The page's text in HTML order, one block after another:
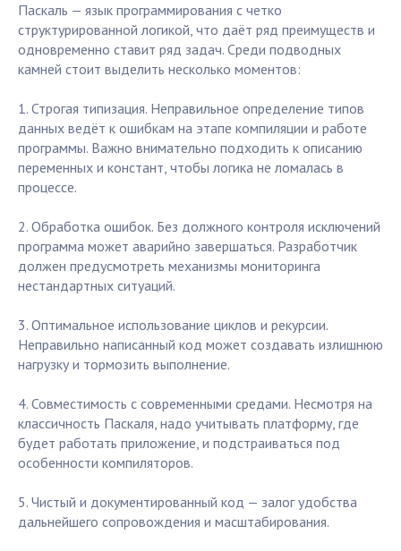
Паскаль — язык программирования с четко
структурированной логикой, что даёт ряд преимуществ и
одновременно ставит ряд задач. Среди подводных
камней стоит выделить несколько моментов:
1. Строгая типизация. Неправильное определение типов
данных ведёт к ошибкам на этапе компиляции и работе
программы. Важно внимательно подходить к описанию
переменных и констант, чтобы логика не ломалась в
процессе.
2. Обработка ошибок. Без должного контроля исключений
программа может аварийно завершаться. Разработчик
должен предусмотреть механизмы мониторинга
нестандартных ситуаций.
3. Оптимальное использование циклов и рекурсии.
Неправильно написанный код может создавать излишнюю
нагрузку и тормозить выполнение.
4. Совместимость с современными средами. Несмотря на
классичность Паскаля, надо учитывать платформу, где
будет работать приложение, и подстраиваться под
особенности компиляторов.
5. Чистый и документированный код — залог удобства
дальнейшего сопровождения и масштабирования.